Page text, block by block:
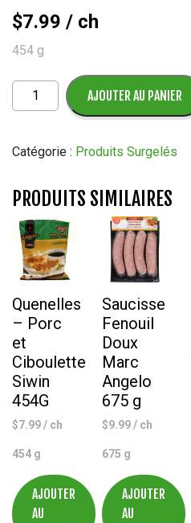
$7.99 / ch
454 g
quantité
de
-
Légumes
Siwin
454G
AJOUTER AU PANIER
Catégorie : Produits Surgelés
PRODUITS SIMILAIRES
Quenelles
– Porc
et
Ciboulette
Siwin
454G
$7.99/ ch
454 g
AJOUTER
AU
Saucisse
Fenouil
Doux
Marc
Angelo
675 g
$9.99/ ch
675 g
AJOUTER
AU